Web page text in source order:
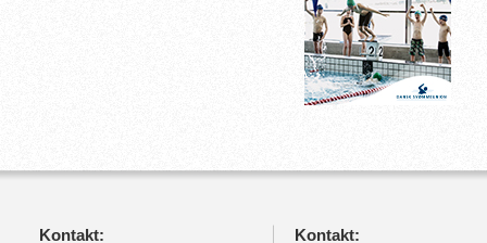
Kontakt: Kontakt: